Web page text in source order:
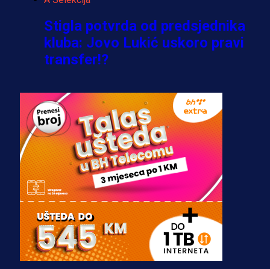
Stigla potvrda od predsjednika
kluba: Jovo Lukić uskoro pravi
transfer!?
A Selekcija
Zmajevi dobili veliko pojačanje:
Fudbaler Olympiacosa želi obući
dres BiH!
3 sedmica 3 dan
Premijer liga BiH
Misimović priveden: SIPA ga tereti
za pranje novca, pretresaju
prostorije FK Borac!